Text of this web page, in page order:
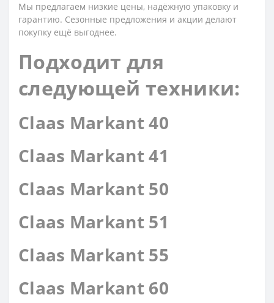
Мы предлагаем низкие цены, надёжную упаковку и
гарантию. Сезонные предложения и акции делают
покупку ещё выгоднее.
Подходит для
следующей техники:
Claas Markant 40
Claas Markant 41
Claas Markant 50
Claas Markant 51
Claas Markant 55
Claas Markant 60